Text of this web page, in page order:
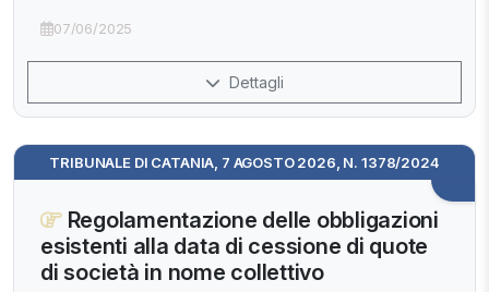
07/06/2025
Dettagli
TRIBUNALE DI CATANIA, 7 AGOSTO 2026, N. 1378/2024
Regolamentazione delle obbligazioni
esistenti alla data di cessione di quote
di società in nome collettivo